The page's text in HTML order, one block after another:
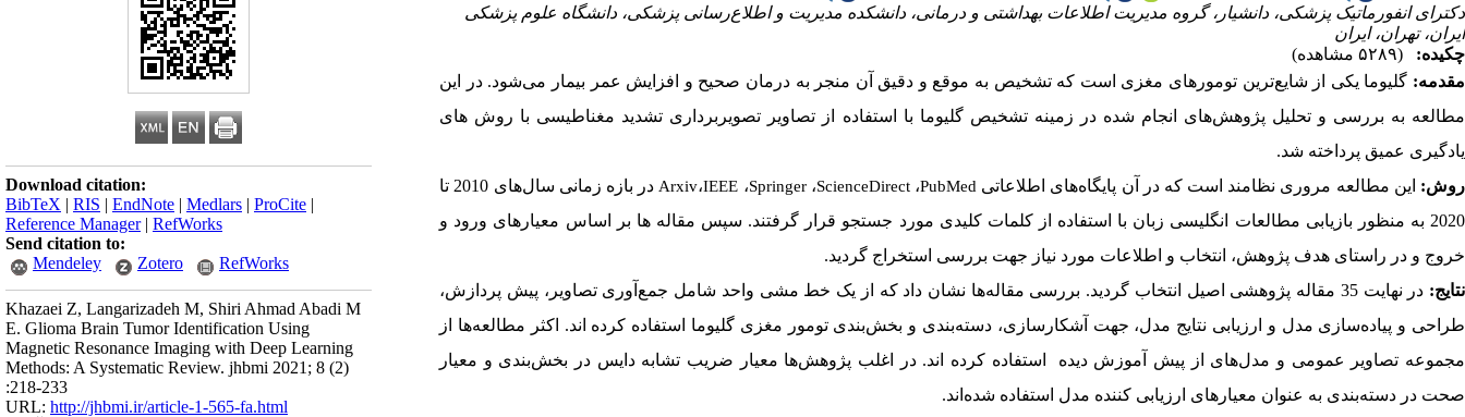
Download citation:
BibTeX | RIS | EndNote | Medlars | ProCite |
Reference Manager| RefWorks
Send citation to:
Mendeley
Zotero RefWorks
Khazaei Z, Langarizadeh M, Shiri Ahmad Abadi M
E. Glioma Brain Tumor Identification Using
Magnetic Resonance Imaging with Deep Learning
Methods: A Systematic Review. jhbmi 2021; 8 (2)
:218-233
URL: http://jhbmi.ir/article-1-565-fa.html
دکترای انفورماتیک پزشکی، دانشیار، گروه مدیریت اطلاعات بهداشتی و درمانی، دانشکده مدیریت و اطلاع‌رسانی پزشکی، دانشگاه علوم پزشکی
ایران، تهران، ایران
چکیده:
(۵۲۸۹ مشاهده)
مقدمه: گلیوما یکی از شایع‌ترین تومورهای مغزی است که تشخیص به موقع و دقیق آن منجر به درمان صحیح و افزایش عمر بیمار می‌شود. در این
مطالعه به بررسی و تحلیل پژوهش‌های انجام شده در زمینه تشخیص گلیوما با استفاده از تصاویر تصویربرداری تشدید مغناطیسی با روش های
یادگیری عمیق پرداخته شد.
روش: این مطالعه مروری نظامند است که در آن پایگاه‌های اطلاعاتی PubMed،ScienceDirect،Springer، IEEE،Arxiv
در بازه زمانی سال‌های 2010 تا
2020 به منظور بازیابی مطالعات انگلیسی زبان با استفاده از کلمات کلیدی مورد جستجو قرار گرفتند. سپس مقاله ها بر اساس معیارهای ورود و
خروج و در راستای هدف پژوهش، انتخاب و اطلاعات مورد نیاز جهت بررسی استخراج گردید.
نتایج:
در نهایت 35 مقاله پژوهشی اصیل انتخاب گردید. بررسی مقاله‌ها نشان داد که از یک خط مشی واحد شامل جمع‌آوری تصاویر، پیش پردازش،
طراحی و پیاده‌سازی مدل و ارزیابی نتایج مدل، جهت آشکارسازی، دسته‌بندی و بخش‌بندی تومور مغزی گلیوما استفاده کرده اند. اکثر مطالعه‌ها از
مجموعه تصاویر عمومی و مدل‌های از پیش آموزش دیده استفاده کرده‌ اند. در اغلب پژوهش‌ها معیار ضریب تشابه دایس در بخش‌بندی و معیار
صحت در دسته‌بندی به عنوان معیار‌های ارزیابی کننده مدل استفاده شده‌اند.